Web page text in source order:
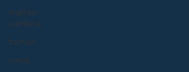
matteo
cambria
furnari
covid